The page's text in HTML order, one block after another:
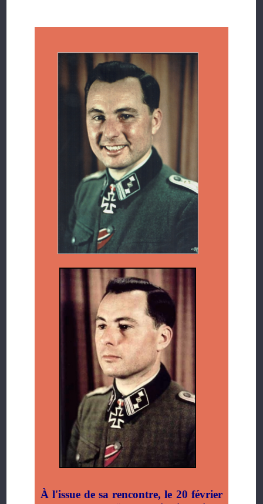
À l'issue de sa rencontre, le 20 février